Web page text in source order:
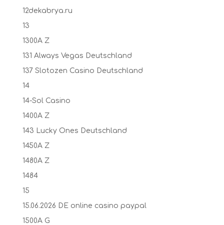
12dekabrya.ru
13
1300A Z
131 Always Vegas Deutschland
137 Slotozen Casino Deutschland
14
14-Sol Casino
1400A Z
143 Lucky Ones Deutschland
1450A Z
1480A Z
1484
15
15.06.2026 DE online casino paypal
1500A G